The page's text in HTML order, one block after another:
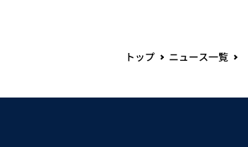
トップ ニュース一覧